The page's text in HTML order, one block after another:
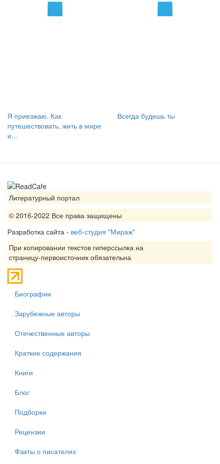
Я приезжаю. Как
путешествовать, жить в мире
и...
Всегда будешь ты
Литературный портал
© 2016-2022 Все права защищены
Разработка сайта - веб-студия "Мираж"
При копировании текстов гиперссылка на
страницу-первоисточник обязательна
Биографии
Зарубежные авторы
Отечественные авторы
Краткие содержания
Книги
Блог
Подборки
Рецензии
Факты о писателях